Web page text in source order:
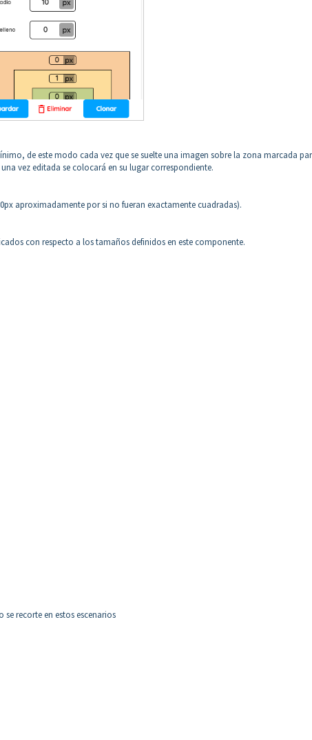
de este modo cada vez que se suelte una imagen sobre la zona marcada
vez editada se colocará en su lugar correspondiente.
aproximadamente por si no fueran exactamente cuadradas).
con respecto a los tamaños definidos en este componente.
recorte en estos escenarios